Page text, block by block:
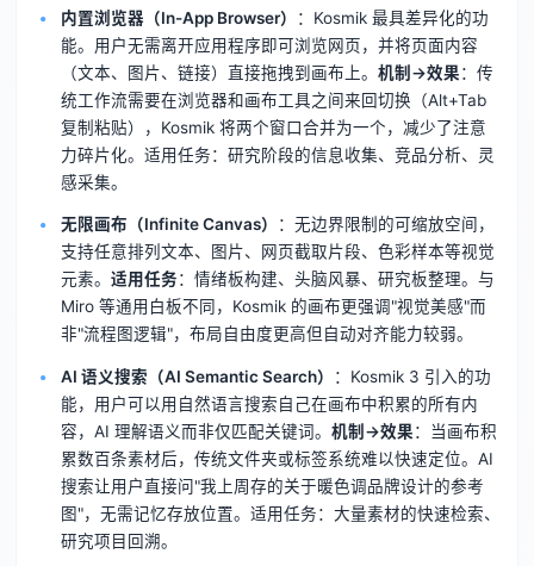
内置浏览器（In-App Browser）
：Kosmik 最具差异化的功
能。用户无需离开应用程序即可浏览网页，并将页面内容
（文本、图片、链接）直接拖拽到画布上。 机制→效果：传
统工作流需要在浏览器和画布工具之间来回切换（Alt+Tab
复制粘贴），Kosmik 将两个窗口合并为一个，减少了注意
力碎片化。适用任务：研究阶段的信息收集、竞品分析、灵
感采集。
无限画布（Infinite Canvas）
：无边界限制的可缩放空间，
支持任意排列文本、图片、网页截取片段、色彩样本等视觉
元素。 适用任务：情绪板构建、头脑风暴、研究板整理。与
Miro 等通用白板不同，Kosmik 的画布更强调"视觉美感"而
非"流程图逻辑"，布局自由度更高但自动对齐能力较弱。
AI 语义搜索（AI Semantic Search）
：Kosmik 3 引入的功
能，用户可以用自然语言搜索自己在画布中积累的所有内
容，AI 理解语义而非仅匹配关键词。 机制→效果：当画布积
累数百条素材后，传统文件夹或标签系统难以快速定位。AI
搜索让用户直接问"我上周存的关于暖色调品牌设计的参考
图"，无需记忆存放位置。适用任务：大量素材的快速检索、
研究项目回溯。